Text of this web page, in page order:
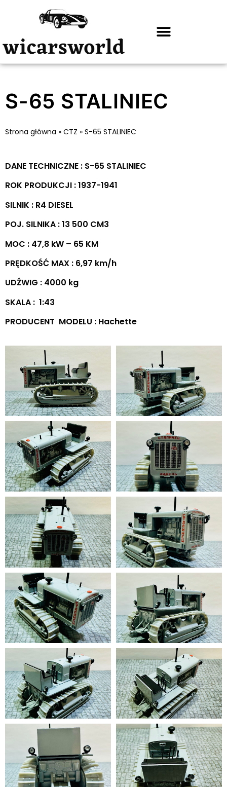
S-65 STALINIEC
Strona główna » CTZ » S-65 STALINIEC
DANE TECHNICZNE : S-65 STALINIEC
ROK PRODUKCJI : 1937-1941
SILNIK : R4 DIESEL
POJ. SILNIKA : 13 500 CM3
MOC : 47,8 kW – 65 KM
PRĘDKOŚĆ MAX : 6,97 km/h
UDŹWIG : 4000 kg
SKALA : 1:43
PRODUCENT MODELU : Hachette